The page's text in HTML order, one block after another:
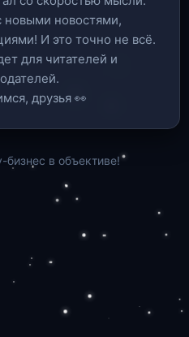
новыми новостями,
И это точно не всё.
для читателей и
друзья 👀
бизнес в объективе!